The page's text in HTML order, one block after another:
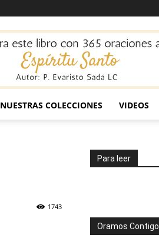
NUESTRAS COLECCIONES VIDEOS
1743
Para leer
Oramos Contigo